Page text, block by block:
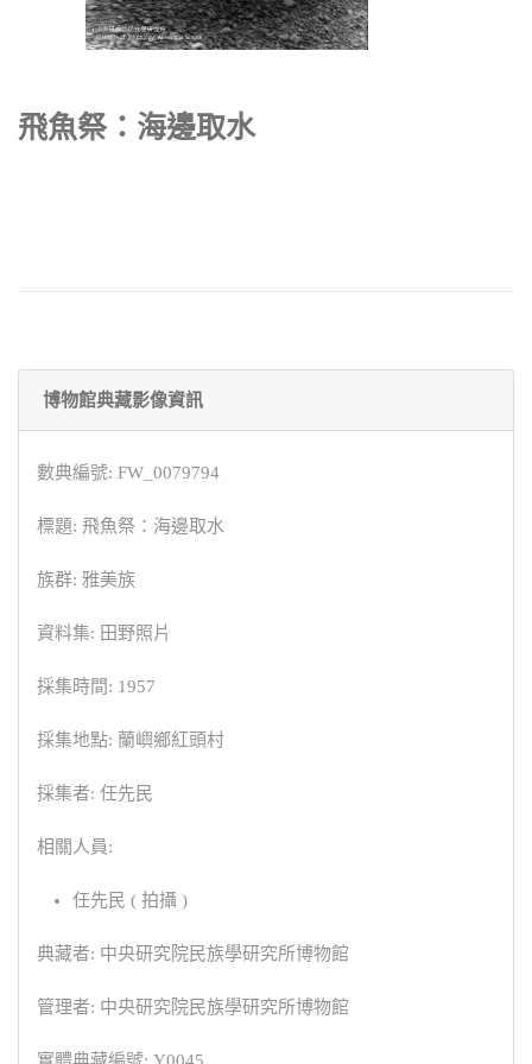
飛魚祭：海邊取水
博物館典藏影像資訊
數典編號: FW_0079794
標題: 飛魚祭：海邊取水
族群: 雅美族
資料集: 田野照片
採集時間: 1957
採集地點: 蘭嶼鄉紅頭村
採集者: 任先民
相關人員:
任先民 ( 拍攝 )
典藏者: 中央研究院民族學研究所博物館
管理者: 中央研究院民族學研究所博物館